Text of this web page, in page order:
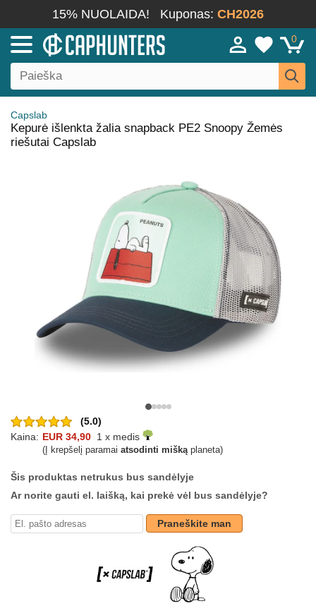
15% NUOLAIDA! Kuponas: CH2026
0
Capslab
Kepurė išlenkta žalia snapback PE2 Snoopy Žemės
riešutai Capslab
(5.0)
Kaina: EUR 34,90 1 x medis
(Į krepšelį paramai atsodinti miškąplaneta)
Šis produktas netrukus bus sandėlyje
Ar norite gauti el. laišką, kai prekė vėl bus sandėlyje?
Praneškite man